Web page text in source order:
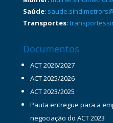
Saúde:
Transportes:
Documentos
ACT 2026/2027
ACT 2025/2026
ACT 2023/2025
Pauta entregue para a
negociação do ACT 2023